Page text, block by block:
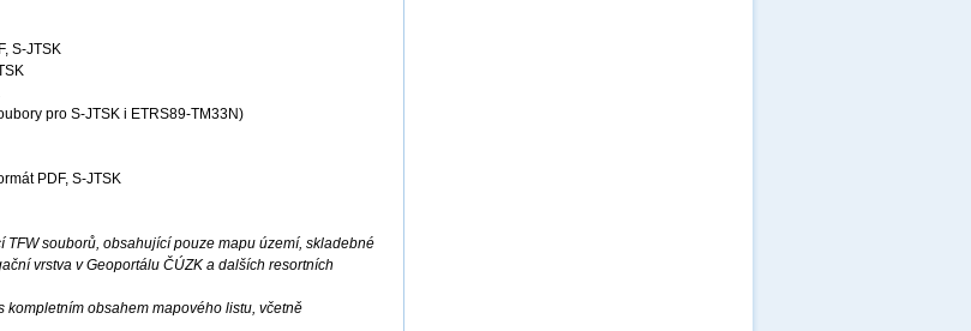
S-JTSK
pro S-JTSK i ETRS89-TM33N)
PDF, S-JTSK
souborů, obsahující pouze mapu území, skladebné
vrstva v Geoportálu ČÚZK a dalších resortních
kompletním obsahem mapového listu, včetně